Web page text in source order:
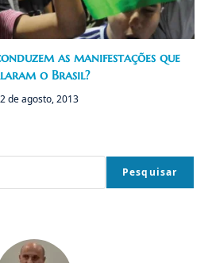
as manifestações que
o Brasil?
de agosto, 2013
Pesquisar